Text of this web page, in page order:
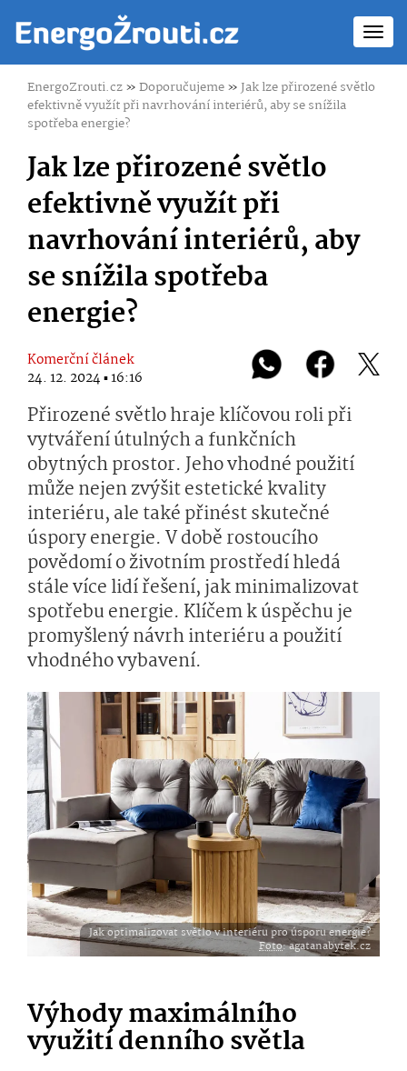
EnergoZrouti.cz»Doporučujeme» Jak lze přirozené světlo
efektivně využít při navrhování interiérů, aby se snížila
spotřeba energie?
Jak lze přirozené světlo
efektivně využít při
navrhování interiérů, aby
se snížila spotřeba
energie?
Komerční článek
24. 12. 2024 ▪ 16:16
Přirozené světlo hraje klíčovou roli při
vytváření útulných a funkčních
obytných prostor. Jeho vhodné použití
může nejen zvýšit estetické kvality
interiéru, ale také přinést skutečné
úspory energie. V době rostoucího
povědomí o životním prostředí hledá
stále více lidí řešení, jak minimalizovat
spotřebu energie. Klíčem k úspěchu je
promyšlený návrh interiéru a použití
vhodného vybavení.
Jak optimalizovat světlo v interiéru pro úsporu energie?
Foto: agatanabytek.cz
Výhody maximálního
využití denního světla